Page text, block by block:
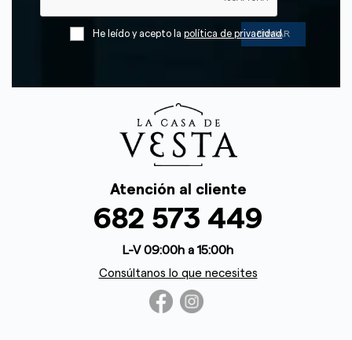
He leído y acepto la política de privacidad
Atención al cliente
682 573 449
L-V 09:00h a 15:00h
Consúltanos lo que necesites